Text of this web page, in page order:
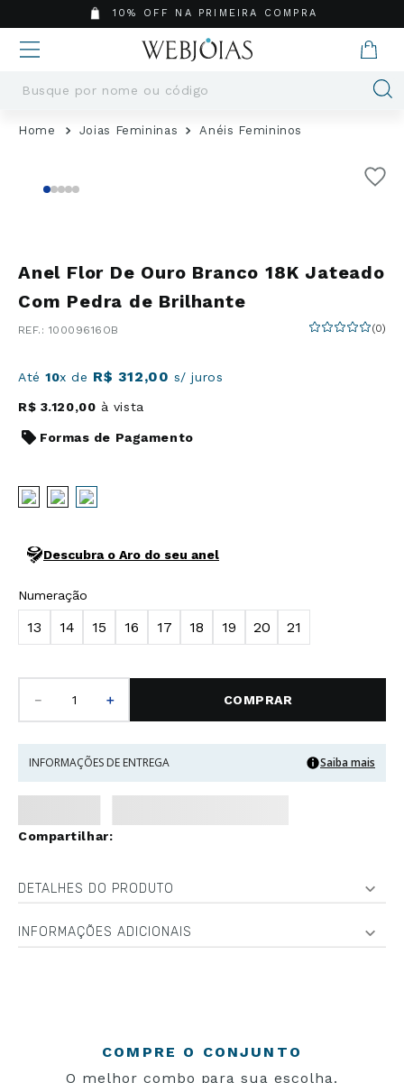
10% OFF NA PRIMEIRA COMPRA
Busque por nome ou código
Joias Femininas Anéis Femininos
Anel Flor De Ouro Branco 18K Jateado
Com Pedra de Brilhante
: 10009616OB (0)
Até10x de R$ 312,00 s/ juros
R$ 3.120,00 à vista
Formas de Pagamento
Descubra o Aro do seu anel
Numeração
13 14 15 16 17 18 19 20 21
＋
－ COMPRAR
INFORMAÇÕES DE ENTREGA Saiba mais
DETALHES DO PRODUTO
INFORMAÇÕES ADICIONAIS
COMPRE O CONJUNTO
O melhor combo para sua escolha.
Termos mais buscados
6º
Argola
7º
Casamento
8º
São Bento
10
Corrente